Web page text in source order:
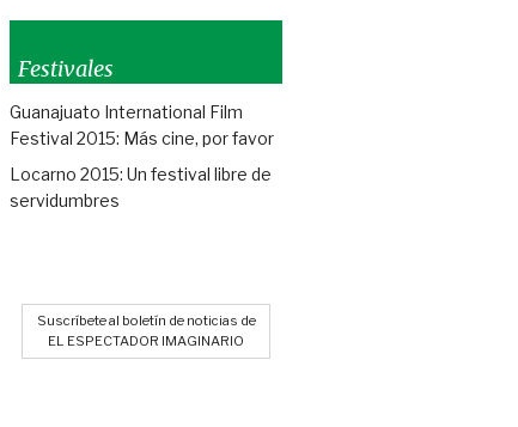
Festivales
Guanajuato International Film
Festival 2015: Más cine, por favor
Locarno 2015: Un festival libre de
servidumbres
Suscríbete al boletín de noticias de
EL ESPECTADOR IMAGINARIO